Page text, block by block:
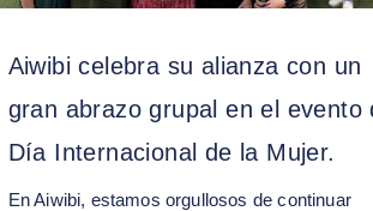
Aiwibi celebra su alianza con un
gran abrazo grupal en el evento
Día Internacional de la Mujer.
En Aiwibi, estamos orgullosos de continuar